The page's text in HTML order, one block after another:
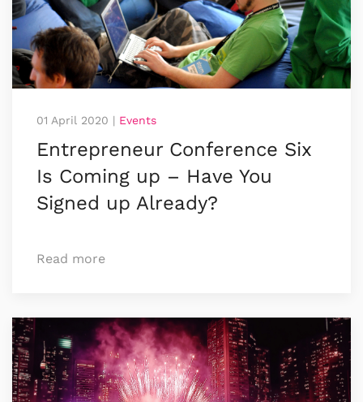
01 April 2020 | Events
Entrepreneur Conference Six
Is Coming up – Have You
Signed up Already?
Read more